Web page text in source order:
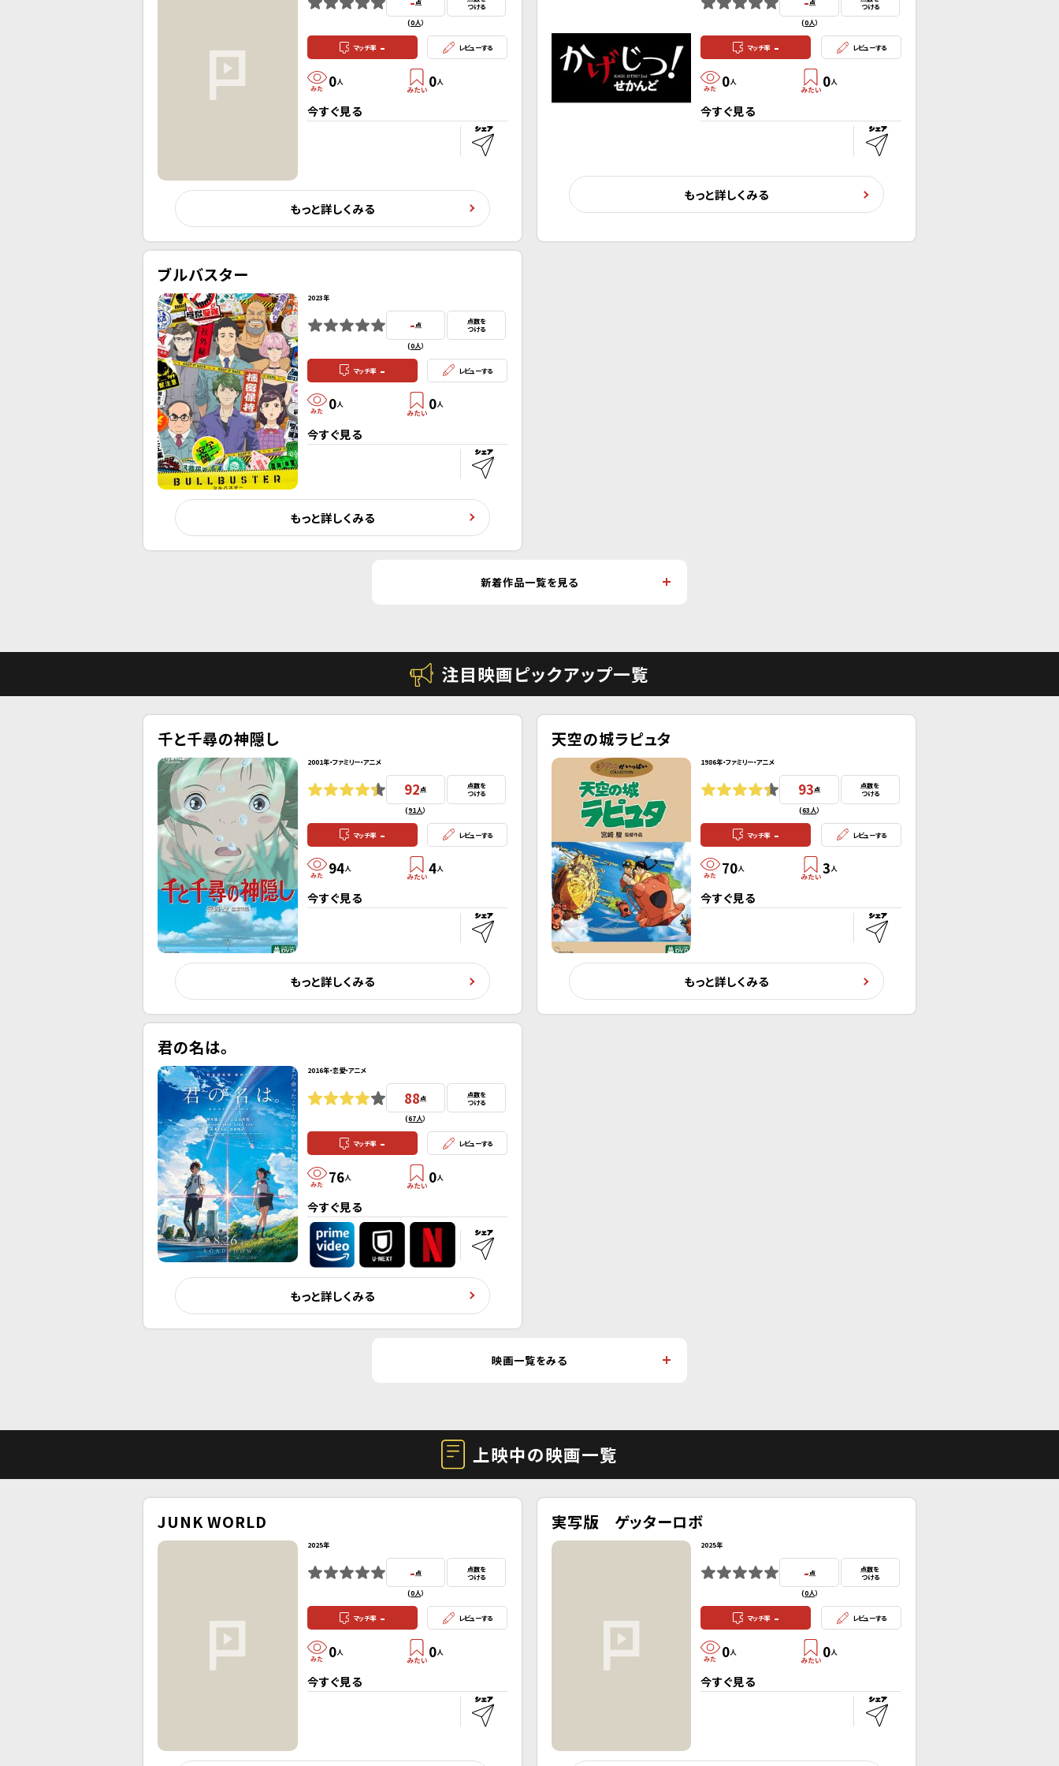
点
(0人）
つける
マッチ率 - レビューする
0人 0人
今すぐ見る
もっと詳しくみる
点
(0人）
つける
マッチ率 - レビューする
0人 0人
今すぐ見る
もっと詳しくみる
ブルバスター
2023年
-点
(0人）
点数を
つける
マッチ率 - レビューする
0人 0人
今すぐ見る
もっと詳しくみる
新着作品一覧を見る
注目映画ピックアップ一覧
千と千尋の神隠し
2001年・ファミリー・アニメ
92点
(91人）
点数を
つける
マッチ率 - レビューする
94人 4人
今すぐ見る
もっと詳しくみる
天空の城ラピュタ
1986年・ファミリー・アニメ
93点
(63人）
点数を
つける
マッチ率 - レビューする
70人 3 人
今すぐ見る
もっと詳しくみる
君の名は。
2016年・恋愛・アニメ
88点
(67人）
点数を
つける
マッチ率 - レビューする
76人 0人
今すぐ見る
もっと詳しくみる
映画一覧をみる
上映中の映画一覧
JUNK WORLD
2025年
-点
(0人）
点数を
つける
マッチ率 - レビューする
0人 0人
今すぐ見る
実写版 ゲッターロボ
2025年
-点
(0人）
点数を
つける
マッチ率 - レビューする
0人 0人
今すぐ見る